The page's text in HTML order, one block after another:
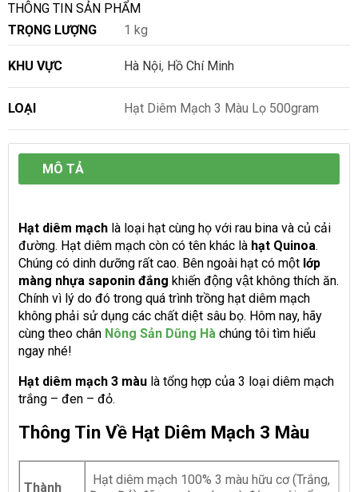
THÔNG TIN SẢN PHẨM
TRỌNG LƯỢNG
1 kg
KHU VỰC Hà Nội, Hồ Chí Minh
LOẠI Hạt Diêm Mạch 3 Màu Lọ 500gram
MÔ TẢ
Hạt diêm mạch là loại hạt cùng họ với rau bina và củ cải
đường. Hạt diêm mạch còn có tên khác là hạt Quinoa.
Chúng có dinh dưỡng rất cao. Bên ngoài hạt có một lớp
màng nhựa saponin đắng khiến động vật không thích ăn.
Chính vì lý do đó trong quá trình trồng hạt diêm mạch
không phải sử dụng các chất diệt sâu bọ. Hôm nay, hãy
cùng theo chân Nông Sản Dũng Hà chúng tôi tìm hiểu
ngay nhé!
Hạt diêm mạch 3 màu là tổng hợp của 3 loại diêm mạch
trắng – đen – đỏ.
Thông Tin Về Hạt Diêm Mạch 3 Màu
Thành
Hạt diêm mạch 100% 3 màu hữu cơ (Trắng,